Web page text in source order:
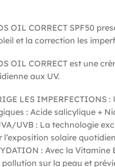
OIL CORRECT SPF50
et la correction les
OIL CORRECT est une
aux UV.
LES
: Acide salicylique +
UVB : La technologie
solaire
: Avec la
pollution sur la peau et